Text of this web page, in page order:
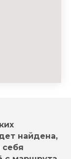
найдена,
себя